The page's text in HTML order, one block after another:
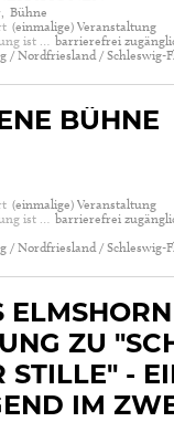
Bühne
(einmalige) Veranstaltung
ist … barrierefrei
/ Nordfriesland / Schleswig-
BÜHNE
(einmalige) Veranstaltung
ist … barrierefrei
/ Nordfriesland / Schleswig-
ZU
STILLE" -
IM